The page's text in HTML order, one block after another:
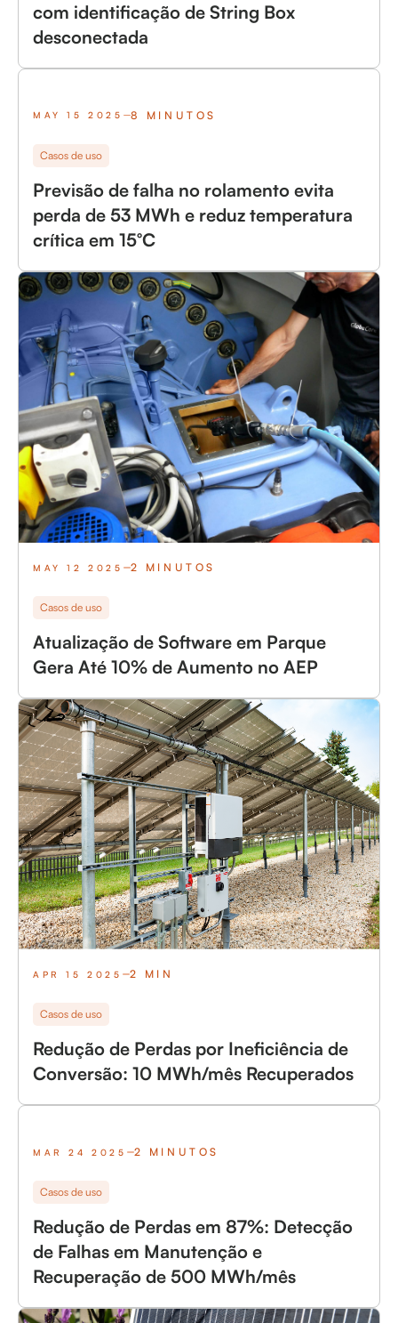
com identificação de String Box
desconectada
MAY 15 2025 8 MINUTOS
Casos de uso
Previsão de falha no rolamento evita
perda de 53 MWh e reduz temperatura
crítica em 15°C
MAY 12 2025 2 MINUTOS
Casos de uso
Atualização de Software em Parque
Gera Até 10% de Aumento no AEP
APR 15 2025 2 MIN
Casos de uso
Redução de Perdas por Ineficiência de
Conversão: 10 MWh/mês Recuperados
MAR 24 2025 2 MINUTOS
Casos de uso
Redução de Perdas em 87%: Detecção
de Falhas em Manutenção e
Recuperação de 500 MWh/mês